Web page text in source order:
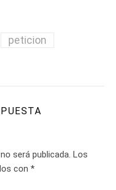
peticion
será publicada. Los
con *